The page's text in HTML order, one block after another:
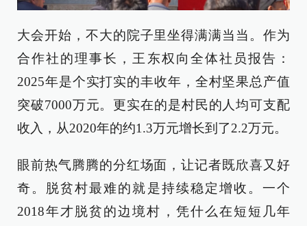
大会开始，不大的院子里坐得满满当当。作为
合作社的理事长，王东权向全体社员报告：
2025年是个实打实的丰收年，全村坚果总产值
突破7000万元。更实在的是村民的人均可支配
收入，从2020年的约1.3万元增长到了2.2万元。
眼前热气腾腾的分红场面，让记者既欣喜又好
奇。脱贫村最难的就是持续稳定增收。一个
2018年才脱贫的边境村，凭什么在短短几年